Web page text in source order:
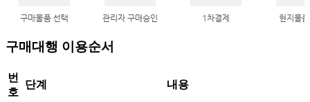
구매대행 이용순서
번
호
단계 내용